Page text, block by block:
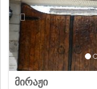
მირაჟი